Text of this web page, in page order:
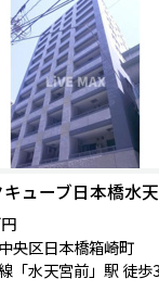
ューブ日本橋水
央区日本橋箱崎町
「水天宮前」駅 徒歩